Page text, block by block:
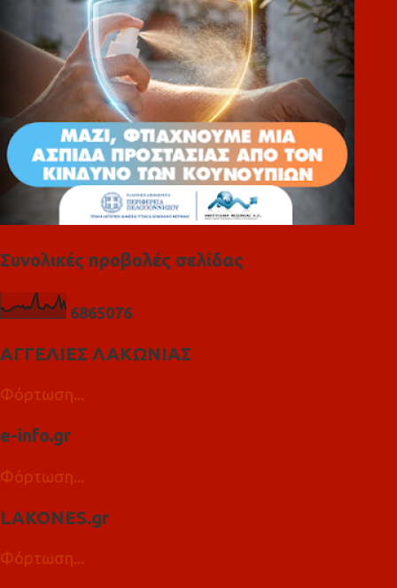
Συνολικές προβολές σελίδας
6865076
ΑΓΓΕΛΙΕΣ ΛΑΚΩΝΙΑΣ
Φόρτωση...
e-info.gr
Φόρτωση...
LAKONES.gr
Φόρτωση...